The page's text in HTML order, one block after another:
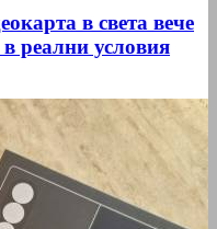
в света вече
реални условия